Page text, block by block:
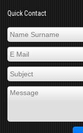
Quick Contact